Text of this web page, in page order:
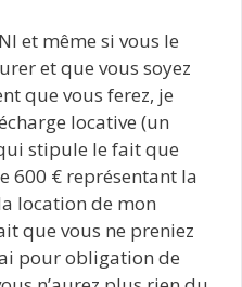
et même si vous le
et que vous soyez
que vous ferez, je
locative (un
stipule le fait que
600 € représentant la
location de mon
que vous ne preniez
pour obligation de